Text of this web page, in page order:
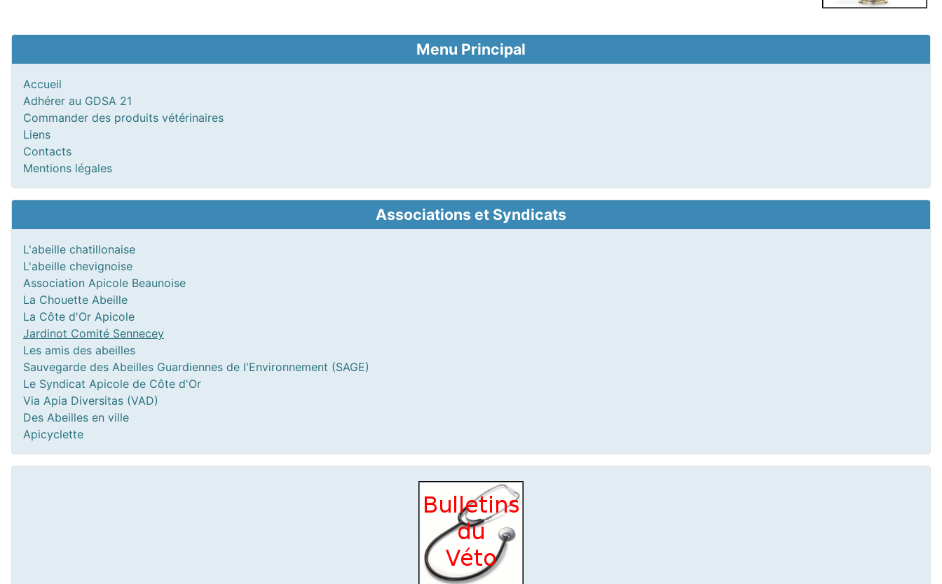
Menu Principal
Accueil
Adhérer au GDSA 21
Commander des produits vétérinaires
Liens
Contacts
Mentions légales
Associations et Syndicats
L'abeille chatillonaise
L'abeille chevignoise
Association Apicole Beaunoise
La Chouette Abeille
La Côte d'Or Apicole
Jardinot Comité Sennecey
Les amis des abeilles
Sauvegarde des Abeilles Guardiennes de l'Environnement (SAGE)
Le Syndicat Apicole de Côte d'Or
Via Apia Diversitas (VAD)
Des Abeilles en ville
Apicyclette